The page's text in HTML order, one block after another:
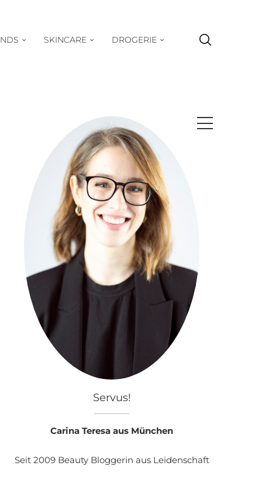
SKINCARE DROGERIE
Servus!
Carina Teresa aus München
Seit 2009 Beauty Bloggerin aus Leidenschaft